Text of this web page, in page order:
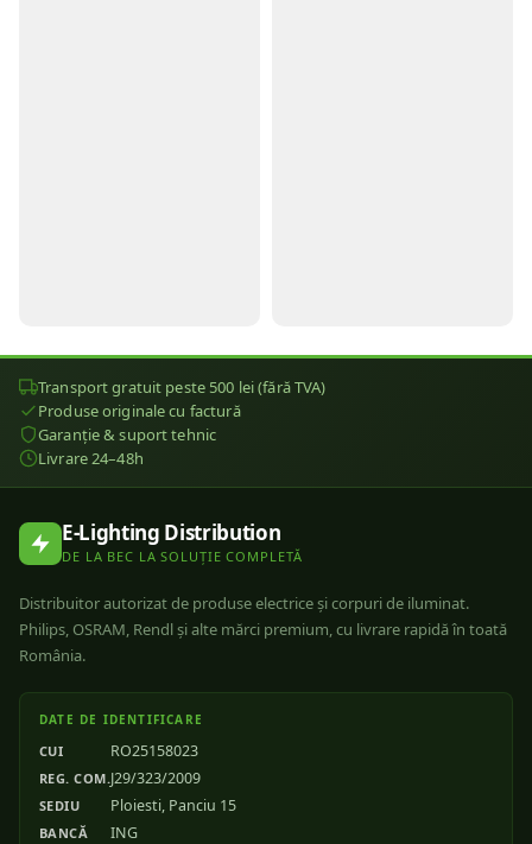
Transport gratuit peste 500 lei (fără TVA)
Produse originale cu factură
Garanție & suport tehnic
Livrare 24–48h
E-Lighting Distribution
DE LA BEC LA SOLUȚIE COMPLETĂ
Distribuitor autorizat de produse electrice și corpuri de iluminat.
Philips, OSRAM, Rendl și alte mărci premium, cu livrare rapidă în toată
România.
DATE DE IDENTIFICARE
CUI RO25158023
REG. COM.J29/323/2009
SEDIU Ploiesti, Panciu 15
BANCĂ ING